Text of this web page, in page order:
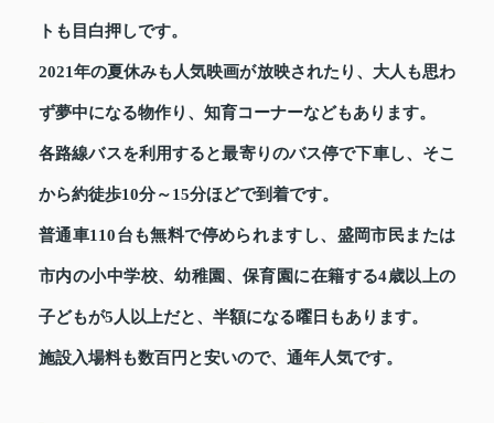
トも目白押しです。
2021年の夏休みも人気映画が放映されたり、大人も思わ
ず夢中になる物作り、知育コーナーなどもあります。
各路線バスを利用すると最寄りのバス停で下車し、そこ
から約徒歩10分～15分ほどで到着です。
普通車110台も無料で停められますし、盛岡市民または
市内の小中学校、幼稚園、保育園に在籍する4歳以上の
子どもが5人以上だと、半額になる曜日もあります。
施設入場料も数百円と安いので、通年人気です。